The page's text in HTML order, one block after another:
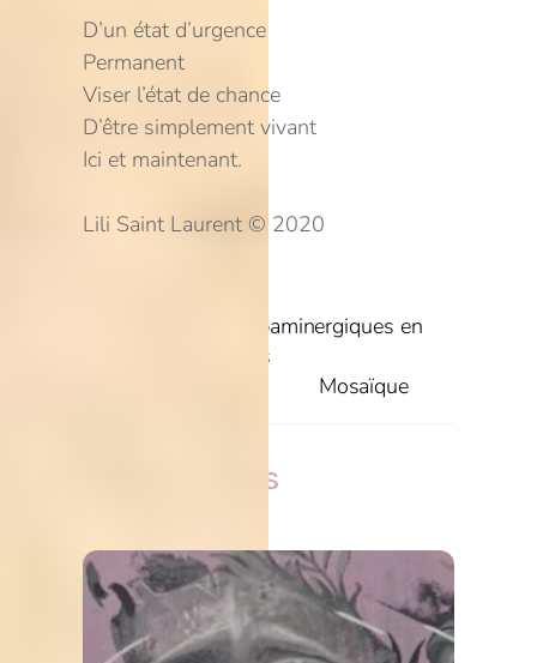
D’un état d’urgence
Permanent
Viser l’état de chance
D’être simplement vivant
Ici et maintenant.
Lili Saint Laurent © 2020
Fragments dopaminergiques en
vidéo – Extraits
Mosaïque
Related Posts